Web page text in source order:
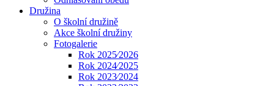
Družina
O školní družině
Akce školní družiny
Fotogalerie
Rok 2025⁄2026
Rok 2024⁄2025
Rok 2023⁄2024